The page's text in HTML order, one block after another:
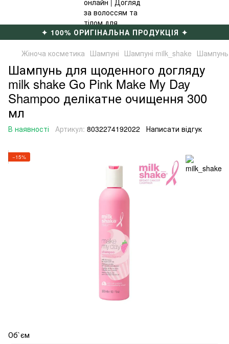
✦ 100% ОРИГІНАЛЬНА ПРОДУКЦІЯ ✦
Жіноча косметика Шампуні Шампуні milk_shake Шампунь
Шампунь для щоденного догляду
milk shake Go Pink Make My Day
Shampoo делікатне очищення 300
мл
В наявності Артикул: 8032274192022 Написати відгук
−15%
Об`єм